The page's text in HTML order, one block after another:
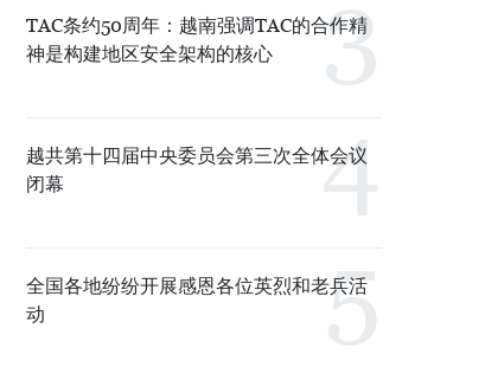
TAC条约50周年：越南强调TAC的合作精
神是构建地区安全架构的核心
越共第十四届中央委员会第三次全体会议
闭幕
全国各地纷纷开展感恩各位英烈和老兵活
动